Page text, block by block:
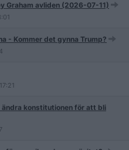
Graham avliden (2026-07-11)
- Kommer det gynna Trump?
17:21
ändra konstitutionen för att bli